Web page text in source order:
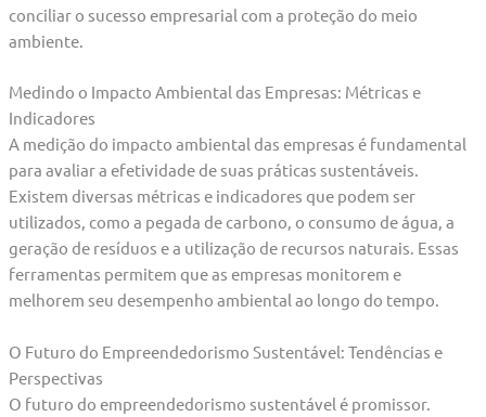
conciliar o sucesso empresarial com a proteção do meio
ambiente.
Medindo o Impacto Ambiental das Empresas: Métricas e
Indicadores
A medição do impacto ambiental das empresas é fundamental
para avaliar a efetividade de suas práticas sustentáveis.
Existem diversas métricas e indicadores que podem ser
utilizados, como a pegada de carbono, o consumo de água, a
geração de resíduos e a utilização de recursos naturais. Essas
ferramentas permitem que as empresas monitorem e
melhorem seu desempenho ambiental ao longo do tempo.
O Futuro do Empreendedorismo Sustentável: Tendências e
Perspectivas
O futuro do empreendedorismo sustentável é promissor.